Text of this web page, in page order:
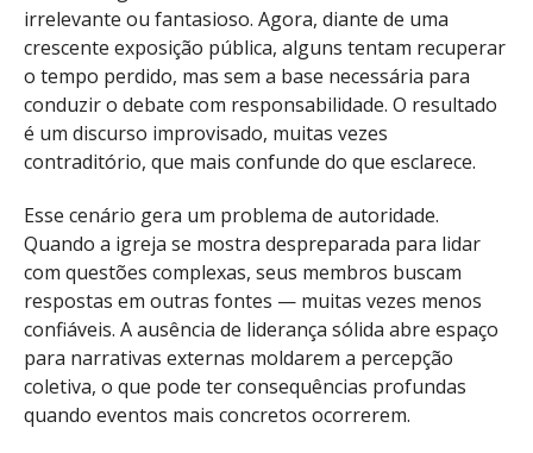
irrelevante ou fantasioso. Agora, diante de uma
crescente exposição pública, alguns tentam recuperar
o tempo perdido, mas sem a base necessária para
conduzir o debate com responsabilidade. O resultado
é um discurso improvisado, muitas vezes
contraditório, que mais confunde do que esclarece.
Esse cenário gera um problema de autoridade.
Quando a igreja se mostra despreparada para lidar
com questões complexas, seus membros buscam
respostas em outras fontes — muitas vezes menos
confiáveis. A ausência de liderança sólida abre espaço
para narrativas externas moldarem a percepção
coletiva, o que pode ter consequências profundas
quando eventos mais concretos ocorrerem.